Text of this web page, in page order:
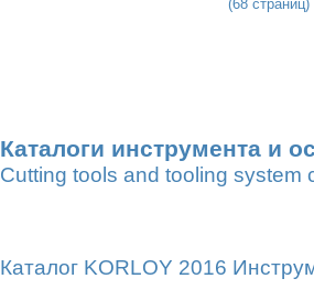
(68 страниц)
Каталоги инструмента и
Cutting tools and tooling system
Каталог KORLOY 2016